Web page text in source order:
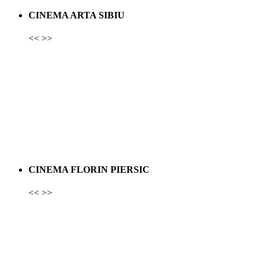
CINEMA ARTA SIBIU
<< >>
CINEMA FLORIN PIERSIC
<< >>